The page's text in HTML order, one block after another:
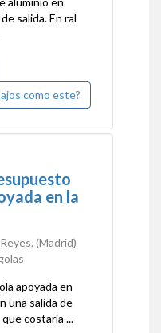
salida. En ral
como este?
en la
(Madrid)
apoyada en
una salida de
costaría ...